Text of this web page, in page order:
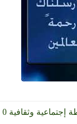
إجتماعية وثقافية